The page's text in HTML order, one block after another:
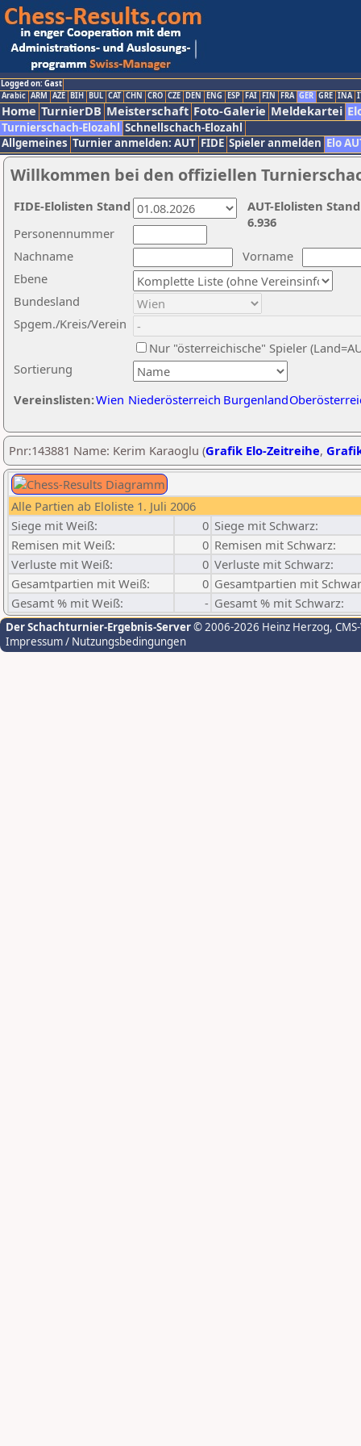
Logged on: Gast
Arabic ARM AZE BIH BUL CAT CHN CRO CZE DEN ENG ESP FAI FIN FRA GER GRE INA
Home TurnierDB Meisterschaft Foto-Galerie Meldekartei
Turnierschach-Elozahl Schnellschach-Elozahl
Allgemeines Turnier anmelden: AUT FIDE Spieler anmelden Elo
Willkommen bei den offiziellen
Nachname
Vorname
Ebene
Sortierung
Personennummer
Bundesland
Spgem./Kreis/Verein
Nur "österreichische" Spieler
Vereinslisten:Wien Niederösterreich Burgenland
AUT-Elolisten
6.936
FIDE-Elolisten Stand
Pnr:143881 Name: Kerim Karaoglu (Grafik Elo-Zeitreihe,
Alle Partien ab Eloliste 1. Juli 2006
Siege mit Weiß:
0 Siege mit Schwarz:
Remisen mit Weiß:
0 Remisen mit Schwarz:
Verluste mit Weiß:
0 Verluste mit Schwarz:
Gesamtpartien mit Weiß:
0 Gesamtpartien mit
Gesamt % mit Weiß:
- Gesamt % mit Schwarz:
Der Schachturnier-Ergebnis-Server© 2006-2026 Heinz Herzog,
Impressum / Nutzungsbedingungen